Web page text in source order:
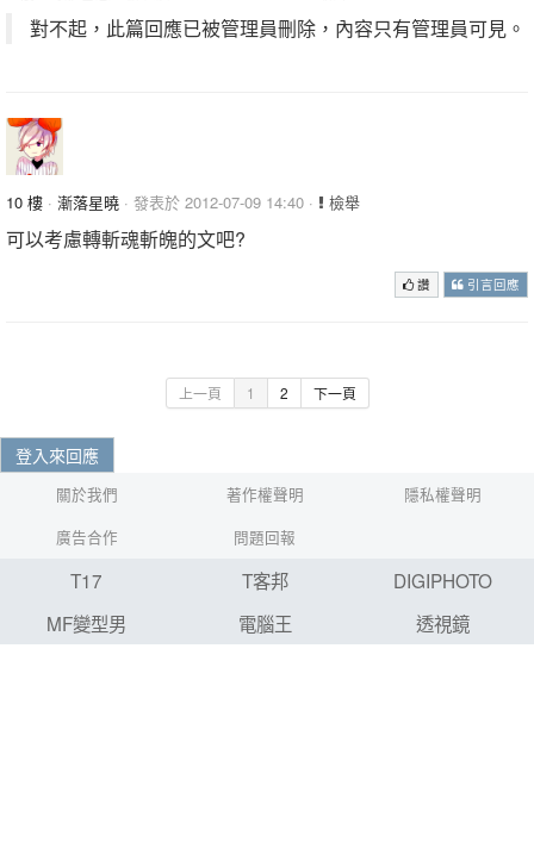
對不起，此篇回應已被管理員刪除，內容只有管理員可見。
10 樓 · 漸落星曉 · 發表於 2012-07-09 14:40 · 檢舉
可以考慮轉斬魂斬魄的文吧?
讚 引言回應
上一頁 1 2 下一頁
登入來回應
關於我們 著作權聲明
隱私權聲明
廣告合作
問題回報
T17 T客邦
DIGIPHOTO
MF變型男
電腦王 透視鏡